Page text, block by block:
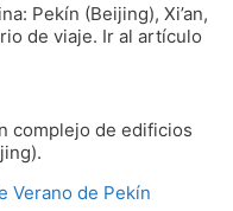
Pekín (Beijing), Xi’an,
de viaje. Ir al artículo
complejo de edificios
Verano de Pekín